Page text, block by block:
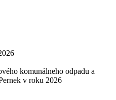
komunálneho odpadu a
v roku 2026